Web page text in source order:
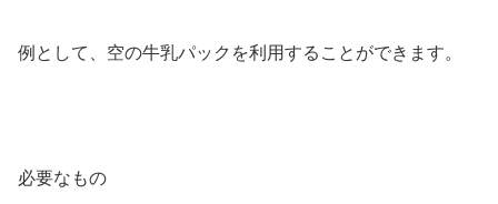
例として、空の牛乳パックを利用することができます。
必要なもの